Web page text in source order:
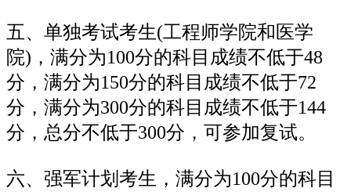
五、单独考试考生(工程师学院和医学
院)，满分为100分的科目成绩不低于48
分，满分为150分的科目成绩不低于72
分，满分为300分的科目成绩不低于144
分，总分不低于300分，可参加复试。
六、强军计划考生，满分为100分的科目